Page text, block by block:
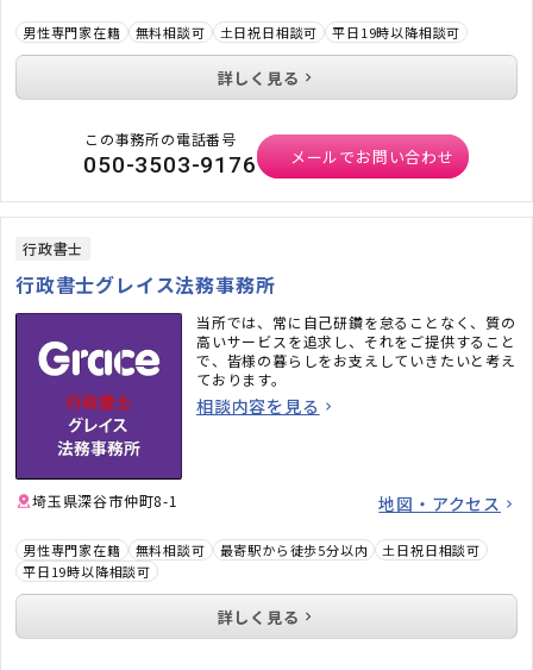
男性専門家在籍 無料相談可 土日祝日相談可 平日19時以降相談可
詳しく見る
この事務所の電話番号
050-3503-9176 メールでお問い合わせ
行政書士
行政書士グレイス法務事務所
当所では、常に自己研鑽を怠ることなく、質の
高いサービスを追求し、それをご提供すること
で、皆様の暮らしをお支えしていきたいと考え
ております。
相談内容を見る
埼玉県深谷市仲町8-1 地図・アクセス
男性専門家在籍 無料相談可 最寄駅から徒歩5分以内
土日祝日相談可
平日19時以降相談可
詳しく見る